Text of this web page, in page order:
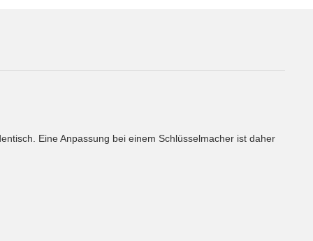
Eine Anpassung bei einem Schlüsselmacher ist daher